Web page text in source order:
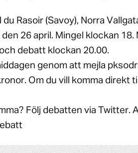
du Rasoir (Savoy), Norra
26 april. Mingel klockan
debatt klockan 20.00.
genom att mejla
Om du vill komma direkt
Följ debatten via Twitter.